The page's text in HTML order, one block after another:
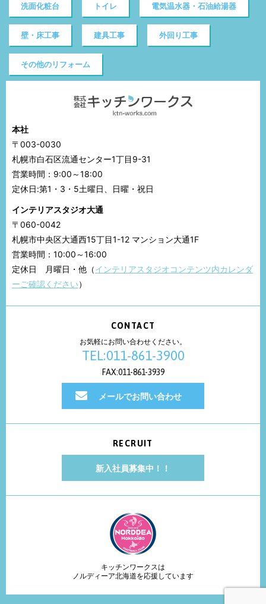
洗面化粧台 トイレ 電気温水器・石油給湯器
壁・床工事 建具工事 外回り工事
その他のリフォーム
本社
〒003-0030
札幌市白石区流通センター1丁目9-31
営業時間：9:00～18:00
定休日:第1・3・5土曜日、日曜・祝日
インテリアスタジオ大通
〒060-0042
札幌市中央区大通西15丁目1-12 マンション大通1F
営業時間：10:00～16:00
定休日 月曜日・他（インテリアスタジオコンテンツ内カレンダ
ーご確認ください）
CONTACT
お気軽にお問い合わせください。
TEL:011-861-3900
FAX:011-861-3939
メールでお問い合わせ
RECRUIT
新入社員募集中！！
キッチンワークスは
ノルディーア北海道を応援しています